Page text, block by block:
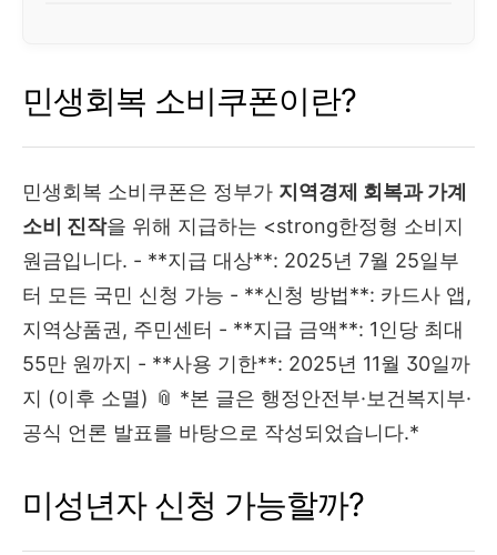
민생회복 소비쿠폰이란?
민생회복 소비쿠폰은 정부가 지역경제 회복과 가계
소비 진작을 위해 지급하는 <strong한정형 소비지
원금입니다. - **지급 대상**: 2025년 7월 25일부
터 모든 국민 신청 가능 - **신청 방법**: 카드사 앱,
지역상품권, 주민센터 - **지급 금액**: 1인당 최대
55만 원까지 - **사용 기한**: 2025년 11월 30일까
지 (이후 소멸) 📎 *본 글은 행정안전부·보건복지부·
공식 언론 발표를 바탕으로 작성되었습니다.*
미성년자 신청 가능할까?